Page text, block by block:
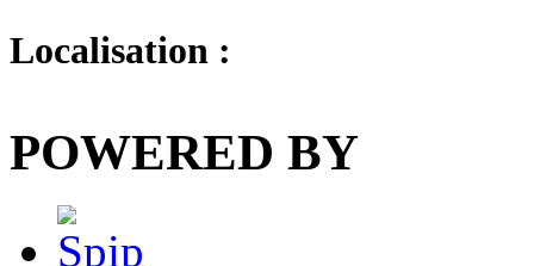
Localisation :
POWERED BY